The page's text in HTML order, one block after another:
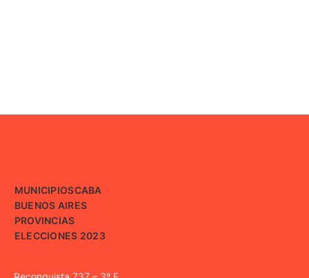
MUNICIPIOSCABA
BUENOS AIRES
PROVINCIAS
ELECCIONES 2023